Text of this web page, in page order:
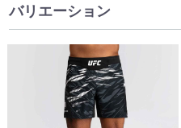
バリエーション